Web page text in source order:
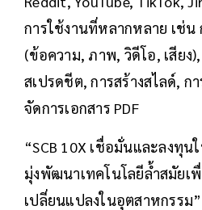
การใช้งานที่หลากหลาย เช่น
(ข้อความ, ภาพ, วิดีโอ, เสียง
สเปรดชีต, การสร้างสไลด์, ก
จัดการเอกสาร PDF
“SCB 10X เชื่อมั่นและลงทุ
มุ่งพัฒนาเทคโนโลยีล้ำสมัยเพื่
เปลี่ยนแปลงในอุตสาหกรรม